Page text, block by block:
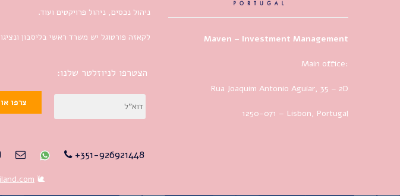
Maven – Investment Management
Main office:
Rua Joaquim Antonio Aguiar, 35 – 2D
1250-071 – Lisbon, Portugal
ניהול נכסים, ניהול פרויקטים ועוד.
לקאזה פורטוגל יש משרד ראשי בליסבון
הצטרפו לניוזלטר שלנו:
צרפו
351-926921448+
🐌 Site by: